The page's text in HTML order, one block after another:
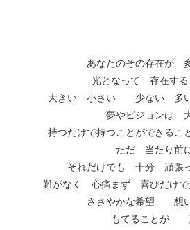
あなたのその存在が
光となって 存在する
大きい 小さい 少ない 多い
夢やビジョンは
持つだけで持つことができるこ
ただ 当たり前
それだけでも 十分 頑張っ
難がなく 心痛まず 喜びだけで
ささやかな希望 想
もてることが